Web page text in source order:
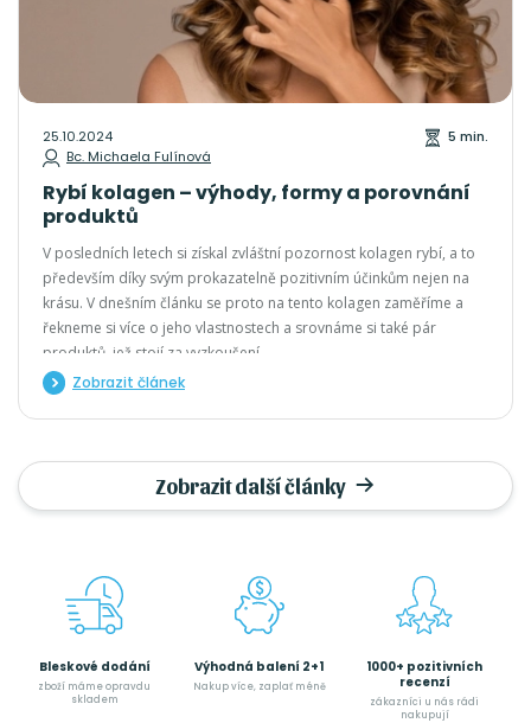
25.10.2024
Bc. Michaela Fulínová
5 min.
Rybí kolagen – výhody, formy a porovnání
produktů
V posledních letech si získal zvláštní pozornost kolagen rybí, a to
především díky svým prokazatelně pozitivním účinkům nejen na
krásu. V dnešním článku se proto na tento kolagen zaměříme a
řekneme si více o jeho vlastnostech a srovnáme si také pár
produktů, jež stojí za vyzkoušení.
Zobrazit článek
Zobrazit další články
Bleskové dodání
zboží máme opravdu
skladem
Výhodná balení 2+1
Nakup více, zaplať méně
1000+ pozitivních
recenzí
zákazníci u nás rádi
nakupují